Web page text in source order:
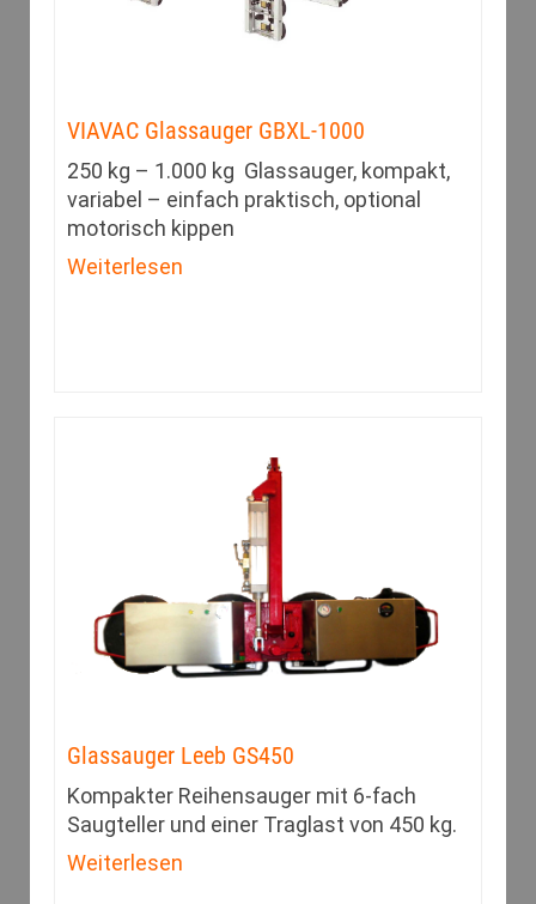
VIAVAC Glassauger GBXL-1000
250 kg – 1.000 kg Glassauger, kompakt,
variabel – einfach praktisch, optional
motorisch kippen
Weiterlesen
Glassauger Leeb GS450
Kompakter Reihensauger mit 6-fach
Saugteller und einer Traglast von 450 kg.
Weiterlesen